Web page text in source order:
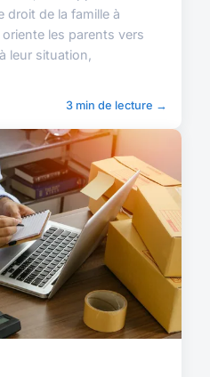
droit de la famille à
les parents vers
leur situation,
3 min de lecture →